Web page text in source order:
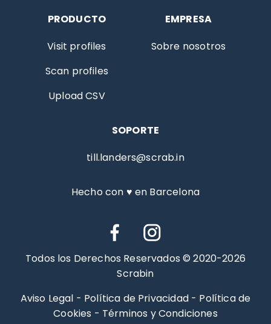
PRODUCTO
Visit profiles
Scan profiles
Upload CSV
EMPRESA
Sobre nosotros
SOPORTE
till.landers@scrab.in
Hecho con ♥ en Barcelona
Todos los Derechos Reservados © 2020-2026
Scrabin
Aviso Legal - Política de Privacidad- Política de
Cookies - Términos y Condiciones